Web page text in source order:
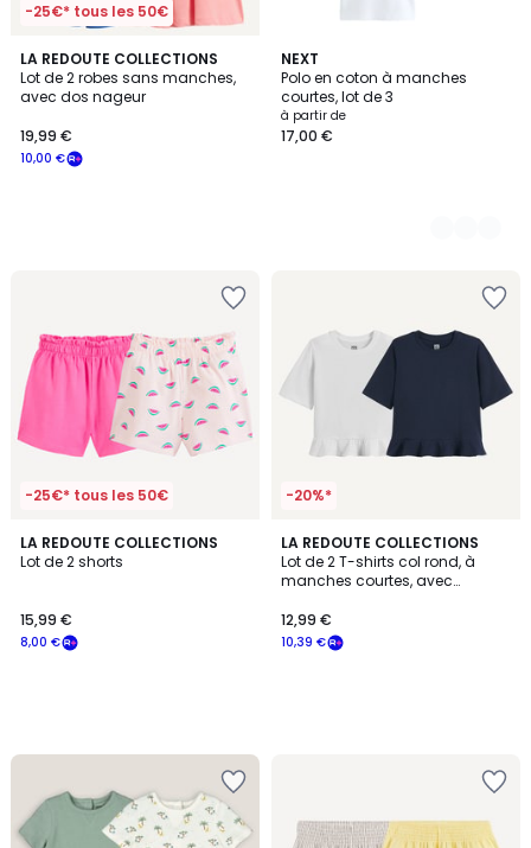
-25€* tous les 50€
LA REDOUTE COLLECTIONS
Lot de 2 robes sans manches,
avec dos nageur
10,00 €
19,99 €
NEXT
Polo en coton à manches
courtes, lot de 3
à partir de
17,00 €
2
Couleurs
-25€* tous les 50€
LA REDOUTE COLLECTIONS
Lot de 2 shorts
8,00 €
15,99 €
-20%*
LA REDOUTE COLLECTIONS
Lot de 2 T-shirts col rond, à
manches courtes, avec
10,39 €
12,99 €